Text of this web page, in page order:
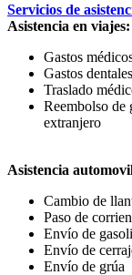
Servicios de
Asistencia en viajes:
Gastos
Gastos
Traslado
Reembolso de
extranjero
Asistencia
Cambio de
Paso de
Envío de
Envío de
Envío de grúa